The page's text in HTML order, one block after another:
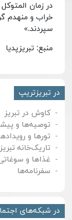
در زمان
خراب و منهدم
سپردند.»
منبع: تبریزپدیا
در تبریزتریپ
کاوش در تبریز
توصیه‌ها و
تورها و
تاریک‌خانه
غذاها و
سفرنامه‌ها
در شبکه‌های